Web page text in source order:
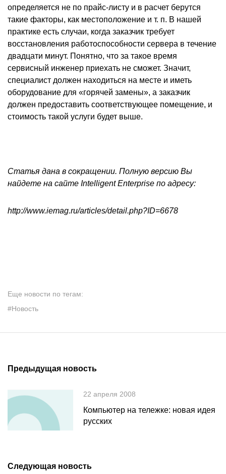
определяется не по прайс-листу и в расчет берутся
такие факторы, как местоположение и т. п. В нашей
практике есть случаи, когда заказчик требует
восстановления работоспособности сервера в течение
двадцати минут. Понятно, что за такое время
сервисный инженер приехать не сможет. Значит,
специалист должен находиться на месте и иметь
оборудование для «горячей замены», а заказчик
должен предоставить соответствующее помещение, и
стоимость такой услуги будет выше.
Статья дана в сокращении. Полную версию Вы
найдете на сайте Intelligent Enterprise по адресу:
http://www.iemag.ru/articles/detail.php?ID=6678
Еще новости по тегам:
#Новость
Предыдущая новость
22 апреля 2008
Компьютер на тележке: новая идея
русских
Следующая новость